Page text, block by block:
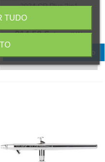
2024 CR Plus 2in1
Referência: 121233
214,50 € (com IVA)
Adicionar ao carrinho
TUDO